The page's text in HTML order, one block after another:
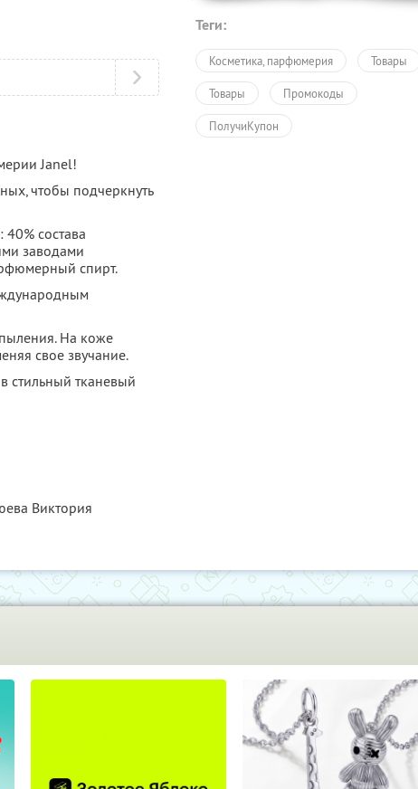
Janel!
чтобы подчеркнуть
состава
заводами
спирт.
На коже
свое звучание.
стильный тканевый
Виктория
Теги:
Косметика, парфюмерия Товары
Товары Промокоды
ПолучиКупон